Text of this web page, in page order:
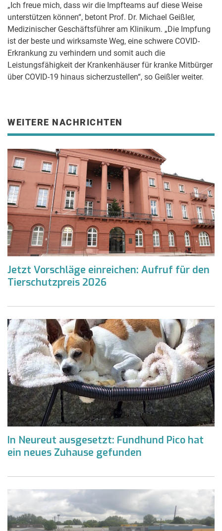
„Ich freue mich, dass wir die Impfteams auf diese Weise
unterstützen können“, betont Prof. Dr. Michael Geißler,
Medizinischer Geschäftsführer am Klinikum. „Die Impfung
ist der beste und wirksamste Weg, eine schwere COVID-
Erkrankung zu verhindern und somit auch die
Leistungsfähigkeit der Krankenhäuser für kranke Mitbürger
über COVID-19 hinaus sicherzustellen“, so Geißler weiter.
WEITERE NACHRICHTEN
Jetzt Vorschläge einreichen: Aufruf für den
Tierschutzpreis 2026
In Neureut ausgesetzt: Fundhund Pico hat
ein neues Zuhause gefunden